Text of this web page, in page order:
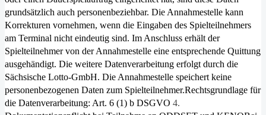
grundsätzlich auch personenbeziehbar. Die An­nahmestelle kann
Korrekturen vornehmen, wenn die Eingaben des Spielteilnehmers
am Terminal nicht eindeutig sind. Im Anschluss erhält der
Spielteilnehmer von der Annahmestelle eine entsprechende Quittung
ausgehändigt. Die weitere Datenverarbeitung erfolgt durch die
Sächsische Lotto-GmbH. Die Annahmestelle speichert keine
personenbezogenen Daten zum Spielteilnehmer.Rechtsgrundlage für
die Datenverarbeitung: Art. 6 (1) b DSGVO 4.